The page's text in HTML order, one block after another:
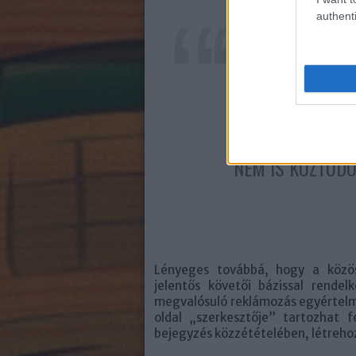
NEM IS
Lényeges továbbá, hogy a
jelentős követői bázissal
megvalósuló reklámozás
oldal „szerkesztője” tartozhat
bejegyzés közzétételében,